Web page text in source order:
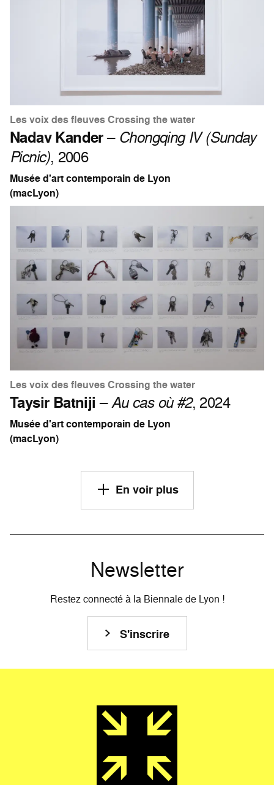
Les voix des fleuves Crossing the water
Nadav Kander– Chongqing IV (Sunday
Picnic), 2006
Musée d'art contemporain de Lyon
(macLyon)
Les voix des fleuves Crossing the water
Taysir Batniji –Au cas où #2, 2024
Musée d'art contemporain de Lyon
(macLyon)
En voir plus
Newsletter
Restez connecté à la Biennale de Lyon !
S'inscrire